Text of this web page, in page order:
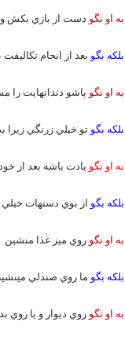
به او نگو دست از بازي بكش
بلكه بگو بعد از انجام
به او نگو پاشو دندانهايت
بلكه بگو تو خيلي زرنگي زيرا
به او نگو يادت باشه بعد از
بلكه بگو از بوي دستهات
به او نگو روي ميز غذا منشين
بلكه بگو ما روي صندلي
به او نگو روي ديوار و يا روي